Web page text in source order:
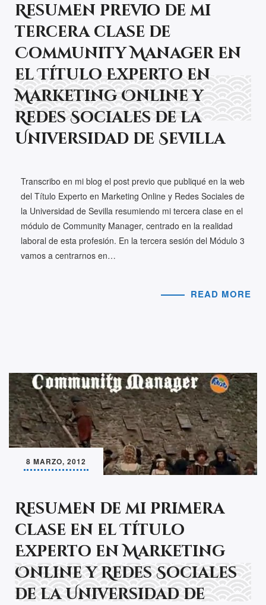
Resumen previo de mi
tercera clase de
Community Manager en
el Título Experto en
Marketing Online y
Redes Sociales de la
Universidad de Sevilla
Transcribo en mi blog el post previo que publiqué en la web
del Título Experto en Marketing Online y Redes Sociales de
la Universidad de Sevilla resumiendo mi tercera clase en el
módulo de Community Manager, centrado en la realidad
laboral de esta profesión. En la tercera sesión del Módulo 3
vamos a centrarnos en…
READ MORE
8 MARZO, 2012
Resumen de mi primera
clase en el Título
Experto en Marketing
Online y Redes Sociales
de la Universidad de